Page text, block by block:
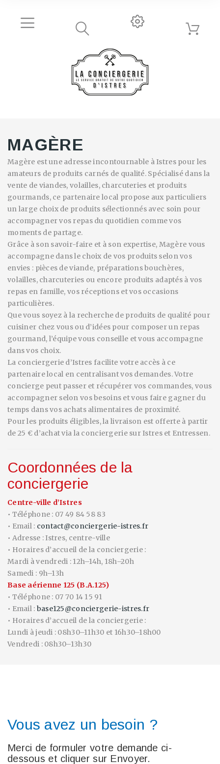
MAGÈRE
Magère est une adresse incontournable à Istres pour les
amateurs de produits carnés de qualité. Spécialisé dans la
vente de viandes, volailles, charcuteries et produits
gourmands, ce partenaire local propose aux particuliers
un large choix de produits sélectionnés avec soin pour
accompagner vos repas du quotidien comme vos
moments de partage.
Grâce à son savoir-faire et à son expertise, Magère vous
accompagne dans le choix de vos produits selon vos
envies : pièces de viande, préparations bouchères,
volailles, charcuteries ou encore produits adaptés à vos
repas en famille, vos réceptions et vos occasions
particulières.
Que vous soyez à la recherche de produits de qualité pour
cuisiner chez vous ou d’idées pour composer un repas
gourmand, l’équipe vous conseille et vous accompagne
dans vos choix.
La conciergerie d’Istres facilite votre accès à ce
partenaire local en centralisant vos demandes. Votre
concierge peut passer et récupérer vos commandes, vous
accompagner selon vos besoins et vous faire gagner du
temps dans vos achats alimentaires de proximité.
Pour les produits éligibles, la livraison est offerte à partir
de 25 € d’achat via la conciergerie sur Istres et Entressen.
Coordonnées de la
conciergerie
Centre-ville d’Istres
• Téléphone : 07 49 84 58 83
• Email : contact@conciergerie-istres.fr
• Adresse : Istres, centre-ville
• Horaires d’accueil de la conciergerie :
Mardi à vendredi : 12h–14h, 18h–20h
Samedi : 9h–13h
Base aérienne 125 (B.A.125)
• Téléphone : 07 70 14 15 91
• Email : base125@conciergerie-istres.fr
• Horaires d’accueil de la conciergerie :
Lundi à jeudi : 08h30–11h30 et 16h30–18h00
Vendredi : 08h30–13h30
Vous avez un besoin ?
Merci de formuler votre demande ci-
dessous et cliquer sur Envoyer.